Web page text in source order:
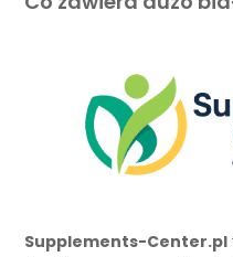
Supplements-Center.pl